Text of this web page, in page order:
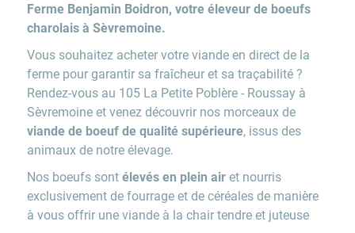
Ferme Benjamin Boidron, votre éleveur de boeufs
charolais à Sèvremoine.
Vous souhaitez acheter votre viande en direct de la
ferme pour garantir sa fraîcheur et sa traçabilité ?
Rendez-vous au 105 La Petite Poblère - Roussay à
Sèvremoine et venez découvrir nos morceaux de
viande de boeuf de qualité supérieure, issus des
animaux de notre élevage.
Nos boeufs sont élevés en plein airet nourris
exclusivement de fourrage et de céréales de manière
à vous offrir une viande à la chair tendre et juteuse